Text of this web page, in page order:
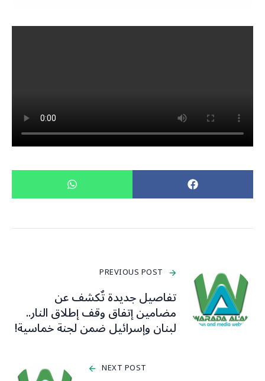
PREVIOUS POST
تفاصيل جديدة تٌكشف عن
مضامين إتفاق وقف إطلاق النار..
لبنان وإسرائيل ضمن لجنة خماسية!
NEXT POST